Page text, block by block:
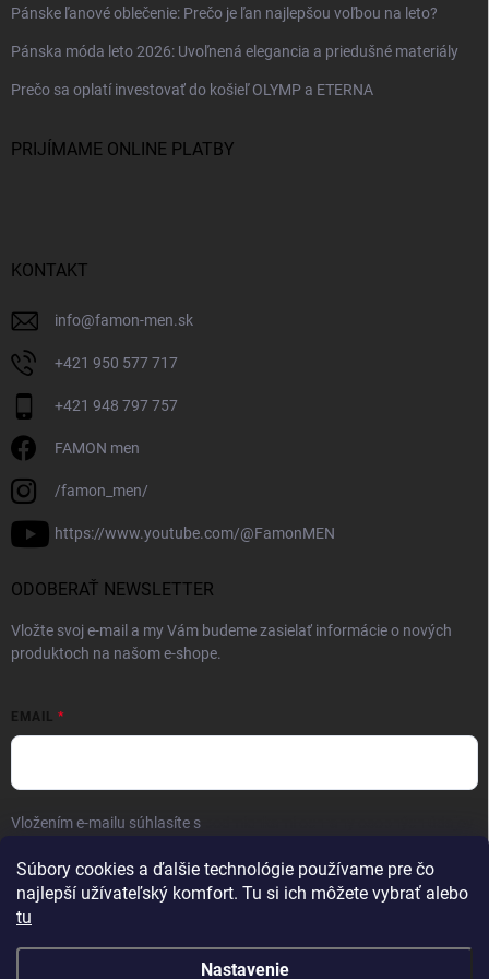
Súbory cookies a ďalšie technológie používame pre čo
najlepší užívateľský komfort. Tu si ich môžete vybrať alebo
tu
Nastavenie
Pánske ľanové oblečenie: Prečo je ľan najlepšou voľbou na leto?
Pánska móda leto 2026: Uvoľnená elegancia a priedušné materiály
Prečo sa oplatí investovať do košieľ OLYMP a ETERNA
PRIJÍMAME ONLINE PLATBY
KONTAKT
info@famon-men.sk
+421 950 577 717
+421 948 797 757
FAMON men
/famon_men/
https://www.youtube.com/@FamonMEN
ODOBERAŤ NEWSLETTER
Vložte svoj e-mail a my Vám budeme zasielať informácie o nových
produktoch na našom e-shope.
EMAIL
Vložením e-mailu súhlasíte s
Prihlásiť sa